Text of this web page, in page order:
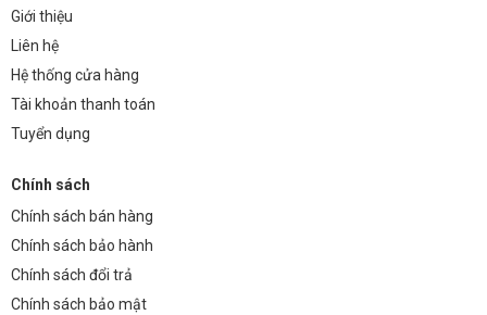
Giới thiệu
Liên hệ
Hệ thống cửa hàng
Tài khoản thanh toán
Tuyển dụng
Chính sách
Chính sách bán hàng
Chính sách bảo hành
Chính sách đổi trả
Chính sách bảo mật